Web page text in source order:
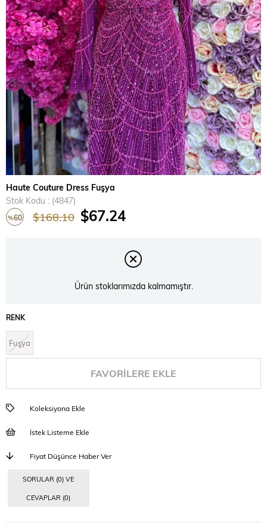
Haute Couture Dress Fuşya
Stok Kodu
(4847)
%60 $168.10 $67.24
Ürün stoklarımızda kalmamıştır.
RENK
Fuşya
FAVORILERE EKLE
Koleksiyona Ekle
İstek Listeme Ekle
Fiyat Düşünce Haber Ver
SORULAR (0) VE
CEVAPLAR (0)